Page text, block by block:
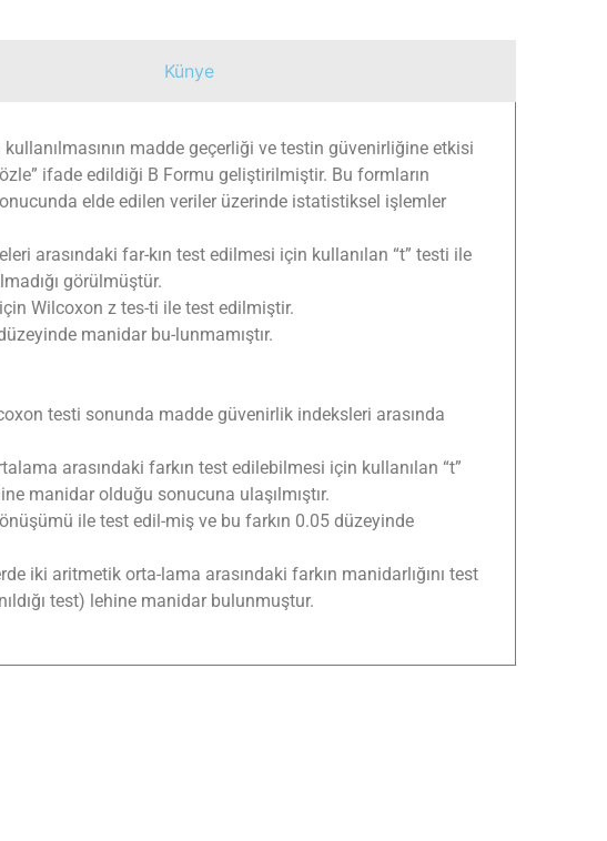
Künye
madde geçerliği ve testin güvenirliğine etkisi
ifade edildiği B Formu geliştirilmiştir. Bu formların
elde edilen veriler üzerinde istatistiksel işlemler
arasındaki far-kın test edilmesi için kullanılan “t” testi ile
görülmüştür.
Wilcoxon z tes-ti ile test edilmiştir.
manidar bu-lunmamıştır.
testi sonunda madde güvenirlik indeksleri arasında
arasındaki farkın test edilebilmesi için kullanılan “t”
manidar olduğu sonucuna ulaşılmıştır.
ile test edil-miş ve bu farkın 0.05 düzeyinde
iki aritmetik orta-lama arasındaki farkın manidarlığını test
test) lehine manidar bulunmuştur.